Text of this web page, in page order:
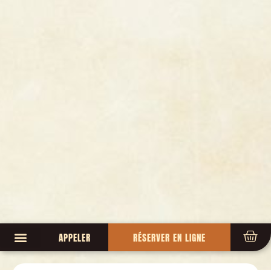
APPELER RÉSERVER EN LIGNE